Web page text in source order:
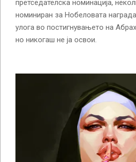
претседателска номинација,
номиниран за Нобеловата
улога во постигнувањето на
но никогаш не ја освои.